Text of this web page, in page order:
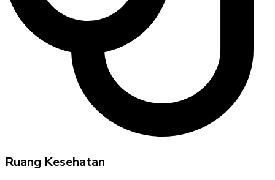
Ruang Kesehatan